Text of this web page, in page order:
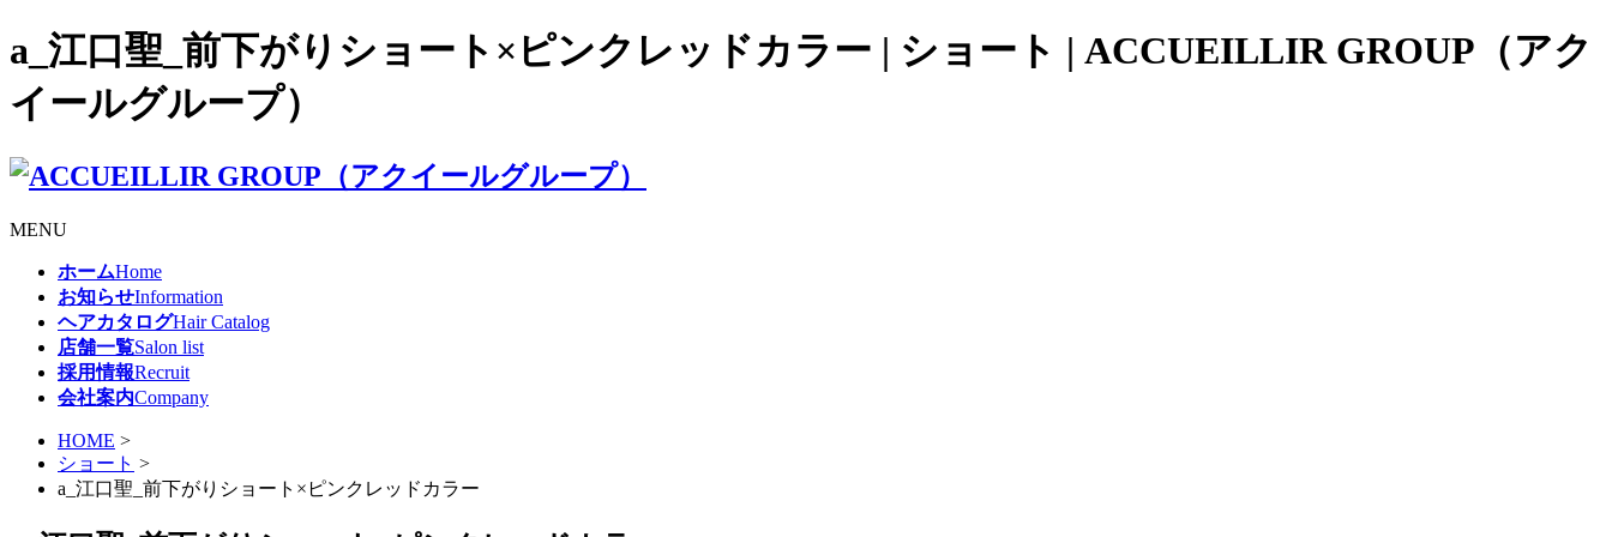
a_江口聖_前下がりショート×ピンクレッドカラー | ショート | ACCUEILLIR GROUP（アク
イールグループ）
MENU
ホームHome
お知らせInformation
ヘアカタログHair Catalog
店舗一覧Salon list
採用情報Recruit
会社案内Company
HOME >
ショート >
a_江口聖_前下がりショート×ピンクレッドカラー